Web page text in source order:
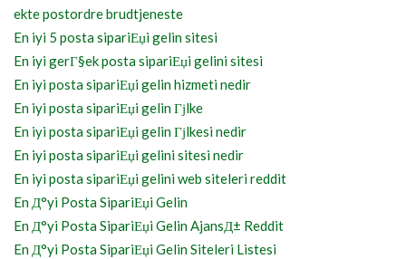
ekte postordre brudtjeneste
En iyi 5 posta sipariЕџi gelin sitesi
En iyi gerГ§ek posta sipariЕџi gelini sitesi
En iyi posta sipariЕџi gelin hizmeti nedir
En iyi posta sipariЕџi gelin Гјlke
En iyi posta sipariЕџi gelin Гјlkesi nedir
En iyi posta sipariЕџi gelini sitesi nedir
En iyi posta sipariЕџi gelini web siteleri reddit
En Д°yi Posta SipariЕџi Gelin
En Д°yi Posta SipariЕџi Gelin AjansД± Reddit
En Д°yi Posta SipariЕџi Gelin Siteleri Listesi